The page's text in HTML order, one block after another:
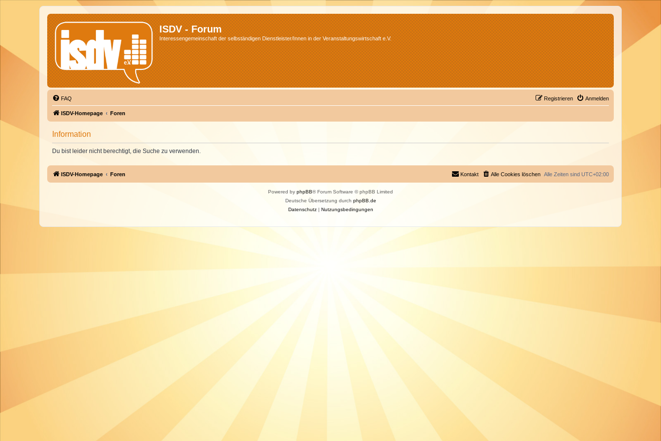
ISDV - Forum
Interessengemeinschaft der selbständigen Dienstleister/Innen in der Veranstaltungswirtschaft e.V.
FAQ Anmelden
Registrieren
ISDV-Homepage Foren
Information
Du bist leider nicht berechtigt, die Suche zu verwenden.
ISDV-Homepage Foren Alle Zeiten sind UTC+02:00
Alle Cookies löschen
Kontakt
Powered by phpBB® Forum Software © phpBB Limited
Deutsche Übersetzung durch phpBB.de
Datenschutz| Nutzungsbedingungen